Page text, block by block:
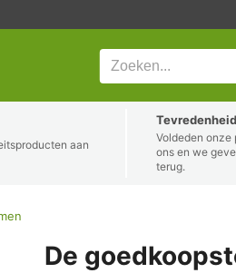
aan
Voldeden
ons en we
terug.
De